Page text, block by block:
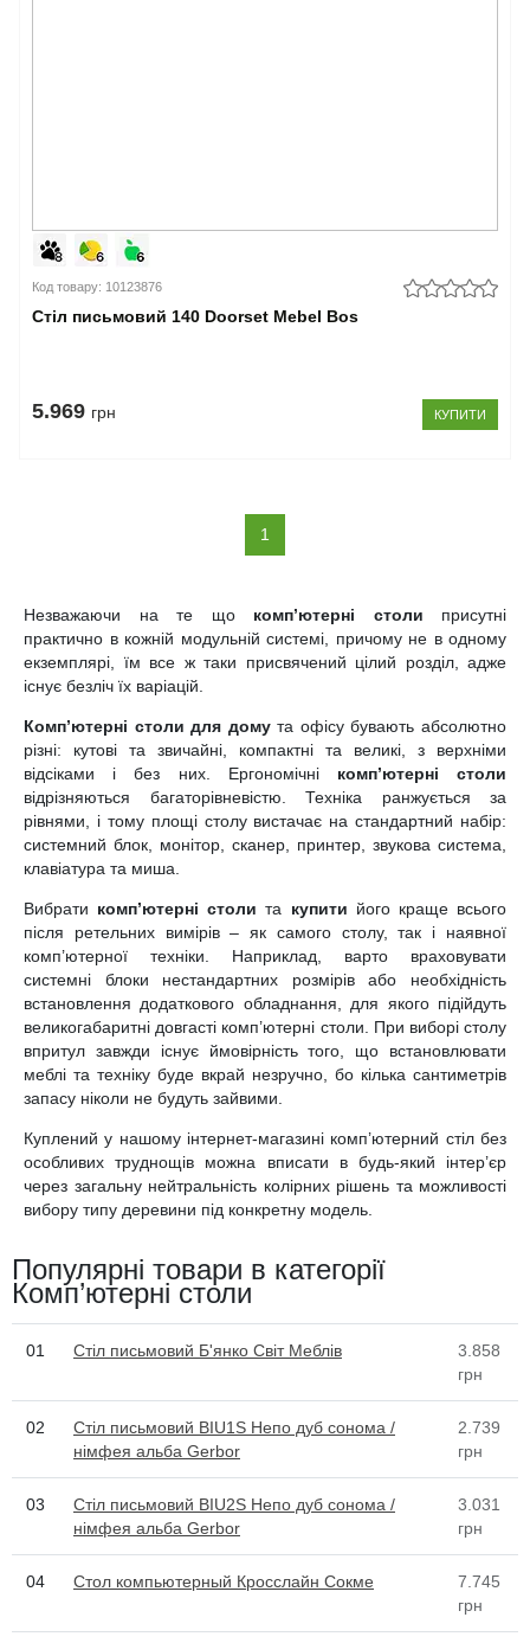
Код товару: 10123876
Стіл письмовий 140 Doorset Mebel Bos
5.969 грн КУПИТИ
1
Незважаючи на те що комп’ютерні столи присутні
практично в кожній модульній системі, причому не в одному
екземплярі, їм все ж таки присвячений цілий розділ, адже
існує безліч їх варіацій.
Комп’ютерні столи для домута офісу бувають абсолютно
різні: кутові та звичайні, компактні та великі, з верхніми
відсіками і без них. Ергономічні комп’ютерні столи
відрізняються багаторівневістю. Техніка ранжується за
рівнями, і тому площі столу вистачає на стандартний набір:
системний блок, монітор, сканер, принтер, звукова система,
клавіатура та миша.
Вибрати комп’ютерні столи та купити його краще всього
після ретельних вимірів – як самого столу, так і наявної
комп’ютерної техніки. Наприклад, варто враховувати
системні блоки нестандартних розмірів або необхідність
встановлення додаткового обладнання, для якого підійдуть
великогабаритні довгасті комп’ютерні столи. При виборі столу
впритул завжди існує ймовірність того, що встановлювати
меблі та техніку буде вкрай незручно, бо кілька сантиметрів
запасу ніколи не будуть зайвими.
Куплений у нашому інтернет-магазині комп’ютерний стіл без
особливих труднощів можна вписати в будь-який інтер’єр
через загальну нейтральність колірних рішень та можливості
вибору типу деревини під конкретну модель.
Популярні товари в категорії
Комп’ютерні столи
01 Стіл письмовий Б'янко Світ Меблів
3.858
грн
02
Стіл письмовий BIU1S Непо дуб сонома /
німфея альба Gerbor
2.739
грн
03
Стіл письмовий BIU2S Непо дуб сонома /
німфея альба Gerbor
3.031
грн
04 Стол компьютерный Кросслайн Сокме
7.745
грн